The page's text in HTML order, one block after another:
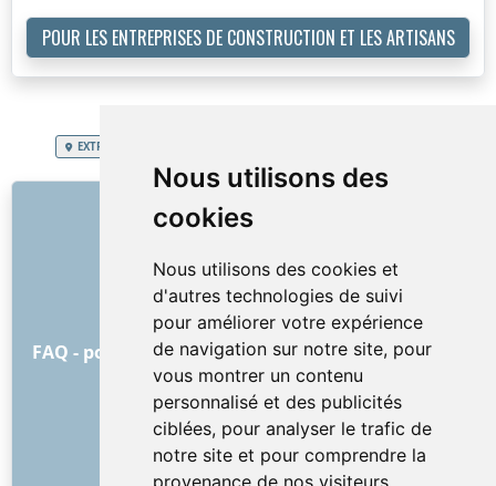
Nous utilisons des
cookies
Nous utilisons des cookies et
d'autres technologies de suivi
pour améliorer votre expérience
de navigation sur notre site, pour
vous montrer un contenu
personnalisé et des publicités
ciblées, pour analyser le trafic de
notre site et pour comprendre la
provenance de nos visiteurs.
POUR LES ENTREPRISES DE CONSTRUCTION ET LES ARTISANS
EXTRA SERVICES
LIENS
Comment tout a commencé
Liste de prix
Conditions Générales
FAQ - pour les clients FAQ - pour les prestataires
Publicité et marketing
Blog
Contact
RÉSEAUX SOCIAUX